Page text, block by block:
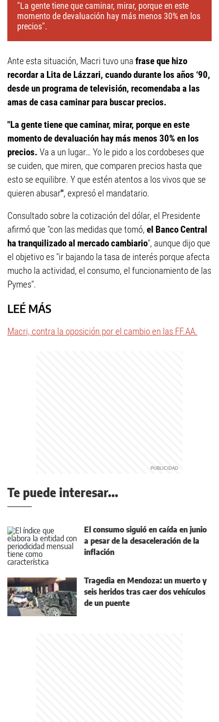
"La gente tiene que caminar, mirar, porque en este
momento de devaluación hay más menos 30% en los
precios".
Ante esta situación, Macri tuvo una frase que hizo
recordar a Lita de Lázzari, cuando durante los años ‘90,
desde un programa de televisión, recomendaba a las
amas de casa caminar para buscar precios.
"La gente tiene que caminar, mirar, porque en este
momento de devaluación hay más menos 30% en los
precios. Va a un lugar… Yo le pido a los cordobeses que
se cuiden, que miren, que comparen precios hasta que
esto se equilibre. Y que estén atentos a los vivos que se
quieren abusar", expresó el mandatario.
Consultado sobre la cotización del dólar, el Presidente
afirmó que "con las medidas que tomó, el Banco Central
ha tranquilizado al mercado cambiario", aunque dijo que
el objetivo es "ir bajando la tasa de interés porque afecta
mucho la actividad, el consumo, el funcionamiento de las
Pymes".
LEÉ MÁS
Macri, contra la oposición por el cambio en las FF.AA.
Te puede interesar...
El consumo siguió en caída en junio
a pesar de la desaceleración de la
inflación
Tragedia en Mendoza: un muerto y
seis heridos tras caer dos vehículos
de un puente